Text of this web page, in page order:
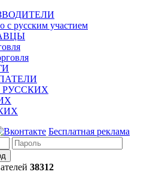
с русским участием
Бесплатная реклама
38312